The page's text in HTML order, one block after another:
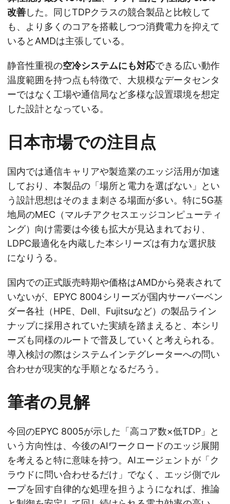
改善した。同じTDPクラスの競合製品と比較して
も、より多くのコアを搭載しつつ消費電力を抑えて
いるとAMDは主張している。
静音性重視の空冷システムにも対応できる広い動作
温度範囲を持つ点も特徴で、大規模なデータセンタ
ーではなく工場や通信局など多様な設置環境を想定
した設計となっている。
日本市場での注目点
国内では通信キャリアや製造業のエッジ活用が加速
しており、本製品の「場所と電力を選ばない」とい
う設計思想はそのまま刺さる場面が多い。特に5G基
地局のMEC（マルチアクセスエッジコンピューティ
ング）向け需要は今後も拡大が見込まれており、
LDPC最適化を内蔵した本シリーズは有力な選択肢
になりうる。
国内での正式販売時期や価格はAMDから発表されて
いないが、EPYC 8004シリーズが国内サーバーベン
ダー各社（HPE、Dell、Fujitsuなど）の製品ライン
ナップに採用されていた実績を踏まえると、本シリ
ーズも同様のルートで普及していくと考えられる。
導入検討の際はシステムインテグレーターへの問い
合わせが現実的な手順となるだろう。
筆者の見解
今回のEPYC 8005が示した「高コア数×低TDP」と
いう方向性は、今後のAIワークロードのエッジ展開
を考えると特に意味を持つ。AIエージェントが「ク
ラウドに問い合わせるだけ」でなく、エッジ側でル
ープを回す自律的な処理を担うようになれば、推論